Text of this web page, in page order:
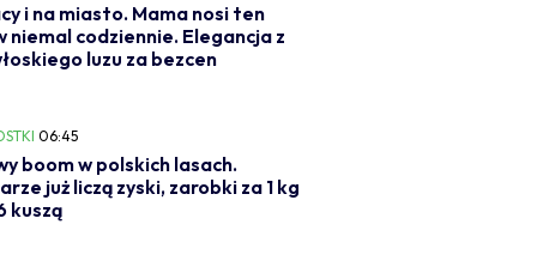
i na miasto. Mama nosi ten
niemal codziennie. Elegancja z
luzu za bezcen
06:45
boom w polskich lasach.
już liczą zyski, zarobki za 1 kg
kuszą